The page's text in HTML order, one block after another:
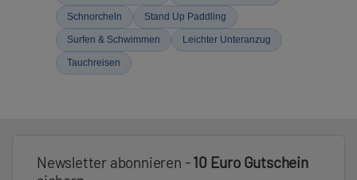
Schnorcheln Stand Up Paddling
Surfen & Schwimmen Leichter Unteranzug
Tauchreisen
Newsletter abonnieren -10 Euro Gutschein